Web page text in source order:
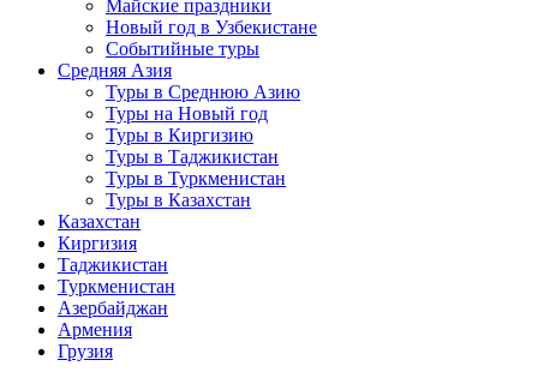
Майские праздники
Новый год в Узбекистане
Событийные туры
Средняя Азия
Туры в Среднюю Азию
Туры на Новый год
Туры в Киргизию
Туры в Таджикистан
Туры в Туркменистан
Туры в Казахстан
Казахстан
Киргизия
Таджикистан
Туркменистан
Азербайджан
Армения
Грузия